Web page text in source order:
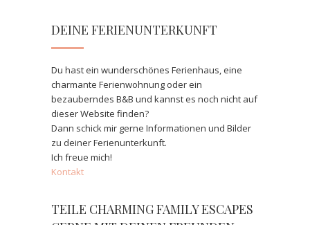
DEINE FERIENUNTERKUNFT
Du hast ein wunderschönes Ferienhaus, eine
charmante Ferienwohnung oder ein
bezauberndes B&B und kannst es noch nicht auf
dieser Website finden?
Dann schick mir gerne Informationen und Bilder
zu deiner Ferienunterkunft.
Ich freue mich!
Kontakt
TEILE CHARMING FAMILY ESCAPES